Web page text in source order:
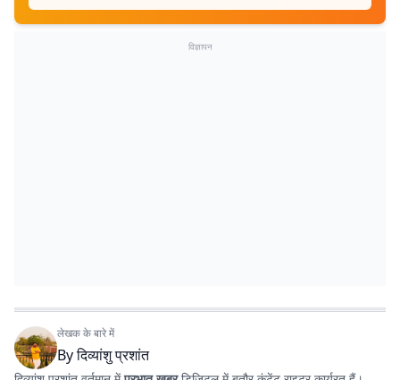
विज्ञापन
लेखक के बारे में
Byदिव्यांशु प्रशांत